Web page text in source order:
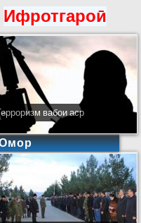
Ифротгароӣ
вабои аср